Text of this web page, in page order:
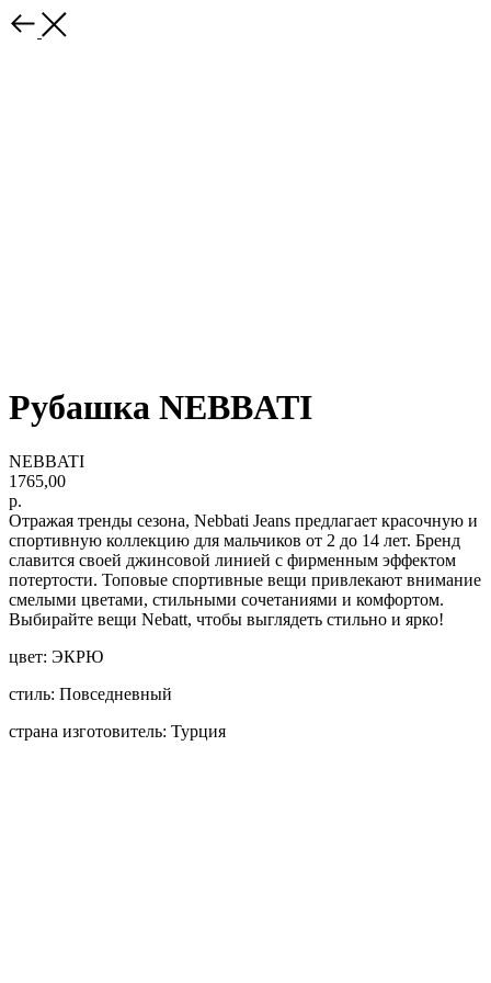
Рубашка NEBBATI
NEBBATI
1765,00
р.
Отражая тренды сезона, Nebbati Jeans предлагает красочную и
спортивную коллекцию для мальчиков от 2 до 14 лет. Бренд
славится своей джинсовой линией с фирменным эффектом
потертости. Топовые спортивные вещи привлекают внимание
смелыми цветами, стильными сочетаниями и комфортом.
Выбирайте вещи Nebatt, чтобы выглядеть стильно и ярко!
цвет: ЭКРЮ
стиль: Повседневный
страна изготовитель: Турция